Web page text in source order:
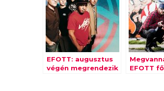
EFOTT: augusztus
végén megrendezik
EFOTT